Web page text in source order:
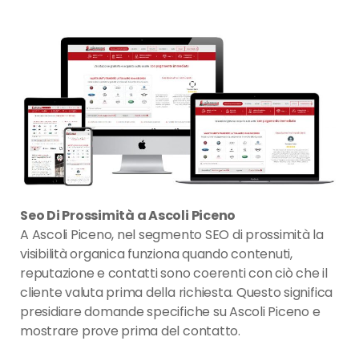
Seo Di Prossimità a Ascoli Piceno
A Ascoli Piceno, nel segmento SEO di prossimità la
visibilità organica funziona quando contenuti,
reputazione e contatti sono coerenti con ciò che il
cliente valuta prima della richiesta. Questo significa
presidiare domande specifiche su Ascoli Piceno e
mostrare prove prima del contatto.